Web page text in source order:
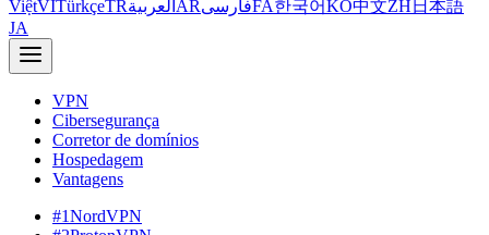
ViệtVITürkçeTRالعربية ARفارسیFA한국어KO中文ZH 日本語
JA
VPN
Cibersegurança
Corretor de domínios
Hospedagem
Vantagens
#1NordVPN